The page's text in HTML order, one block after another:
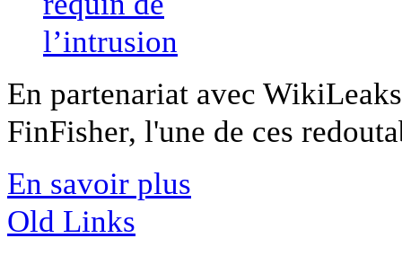
En partenariat avec
FinFisher, l'une de ces
En savoir plus
Old Links